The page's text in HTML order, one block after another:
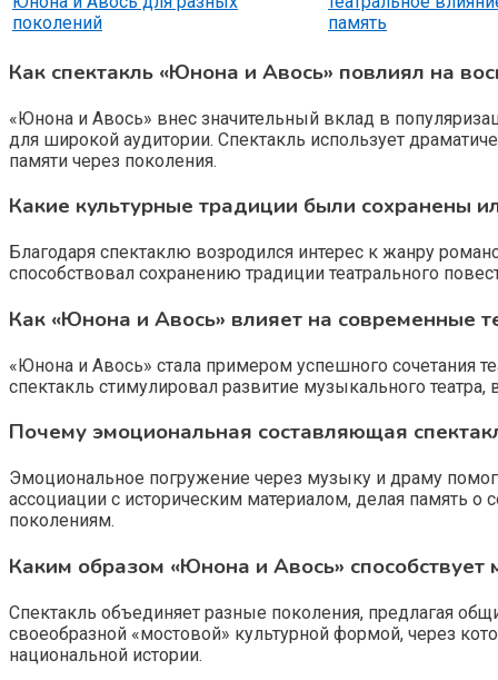
поколений
память
Как спектакль «Юнона и Авось» повлиял на
«Юнона и Авось» внес значительный вклад в
для широкой аудитории. Спектакль использует
памяти через поколения.
Какие культурные традиции были сохранены
Благодаря спектаклю возродился интерес к жанру
способствовал сохранению традиции театрального
Как «Юнона и Авось» влияет на современные
«Юнона и Авось» стала примером успешного
спектакль стимулировал развитие музыкального
Почему эмоциональная составляющая
Эмоциональное погружение через музыку и драму
ассоциации с историческим материалом, делая память
поколениям.
Каким образом «Юнона и Авось»
Спектакль объединяет разные поколения, предлагая
своеобразной «мостовой» культурной формой, через
национальной истории.